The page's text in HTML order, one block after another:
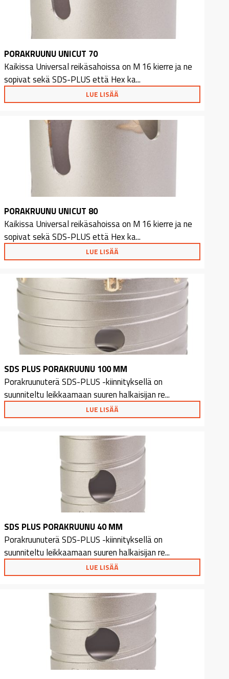
PORAKRUUNU UNICUT 70
Kaikissa Universal reikäsahoissa on M 16 kierre ja ne
sopivat sekä SDS-PLUS että Hex ka...
LUE LISÄÄ
PORAKRUUNU UNICUT 80
Kaikissa Universal reikäsahoissa on M 16 kierre ja ne
sopivat sekä SDS-PLUS että Hex ka...
LUE LISÄÄ
SDS PLUS PORAKRUUNU 100 MM
Porakruunuterä SDS-PLUS -kiinnityksellä on
suunniteltu leikkaamaan suuren halkaisijan re...
LUE LISÄÄ
SDS PLUS PORAKRUUNU 40 MM
Porakruunuterä SDS-PLUS -kiinnityksellä on
suunniteltu leikkaamaan suuren halkaisijan re...
LUE LISÄÄ